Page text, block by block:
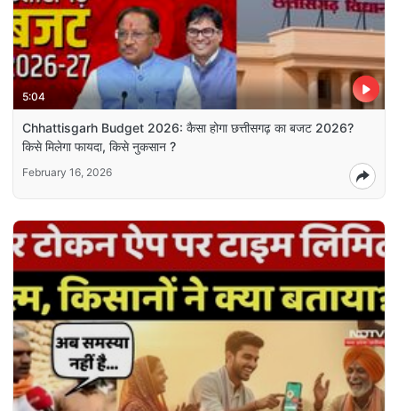
5:04
Chhattisgarh Budget 2026: कैसा होगा छत्तीसगढ़ का बजट 2026?
किसे मिलेगा फायदा, किसे नुकसान ?
February 16, 2026